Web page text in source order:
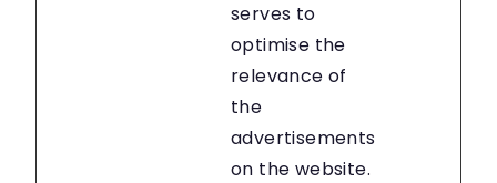
serves to
optimise the
relevance of
the
advertisements
on the website.